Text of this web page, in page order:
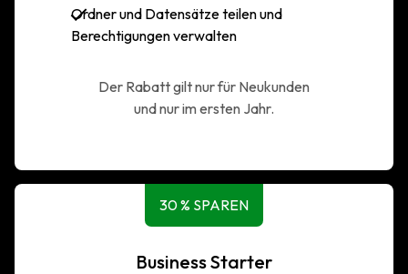
Ordner und Datensätze teilen und
Berechtigungen verwalten
Der Rabatt gilt nur für Neukunden
und nur im ersten Jahr.
30 % SPAREN
Business Starter